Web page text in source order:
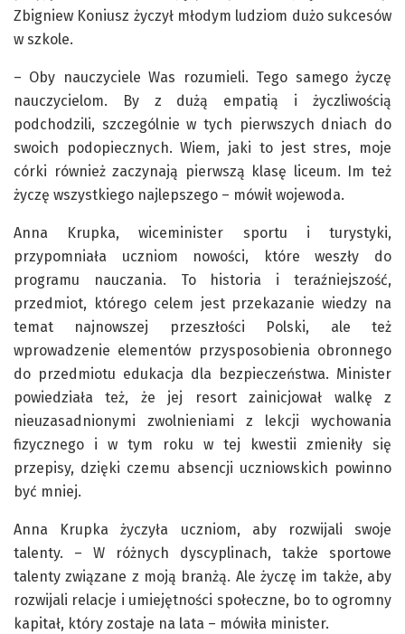
Zbigniew Koniusz życzył młodym ludziom dużo sukcesów
w szkole.
– Oby nauczyciele Was rozumieli. Tego samego życzę
nauczycielom. By z dużą empatią i życzliwością
podchodzili, szczególnie w tych pierwszych dniach do
swoich podopiecznych. Wiem, jaki to jest stres, moje
córki również zaczynają pierwszą klasę liceum. Im też
życzę wszystkiego najlepszego – mówił wojewoda.
Anna Krupka, wiceminister sportu i turystyki,
przypomniała uczniom nowości, które weszły do
programu nauczania. To historia i teraźniejszość,
przedmiot, którego celem jest przekazanie wiedzy na
temat najnowszej przeszłości Polski, ale też
wprowadzenie elementów przysposobienia obronnego
do przedmiotu edukacja dla bezpieczeństwa. Minister
powiedziała też, że jej resort zainicjował walkę z
nieuzasadnionymi zwolnieniami z lekcji wychowania
fizycznego i w tym roku w tej kwestii zmieniły się
przepisy, dzięki czemu absencji uczniowskich powinno
być mniej.
Anna Krupka życzyła uczniom, aby rozwijali swoje
talenty. – W różnych dyscyplinach, także sportowe
talenty związane z moją branżą. Ale życzę im także, aby
rozwijali relacje i umiejętności społeczne, bo to ogromny
kapitał, który zostaje na lata – mówiła minister.